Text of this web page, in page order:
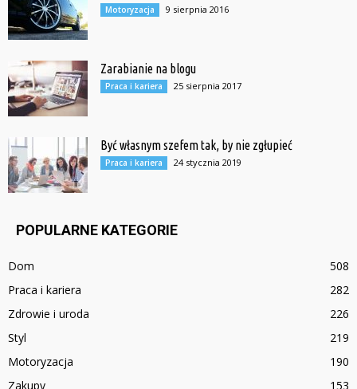
Motoryzacja 9 sierpnia 2016
Zarabianie na blogu
Praca i kariera 25 sierpnia 2017
Być własnym szefem tak, by nie zgłupieć
Praca i kariera 24 stycznia 2019
POPULARNE KATEGORIE
Dom
508
Praca i kariera
282
Zdrowie i uroda
226
Styl
219
Motoryzacja
190
Zakupy
153